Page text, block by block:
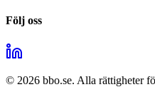
Följ oss
© 2026 bbo.se. Alla rättigheter